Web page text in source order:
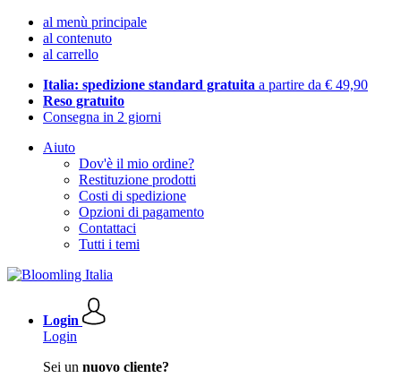
al menù principale
al contenuto
al carrello
Italia: spedizione standard gratuita a partire da € 49,90
Reso gratuito
Consegna in 2 giorni
Aiuto
Dov'è il mio ordine?
Restituzione prodotti
Costi di spedizione
Opzioni di pagamento
Contattaci
Tutti i temi
Login
Login
Sei un nuovo cliente?